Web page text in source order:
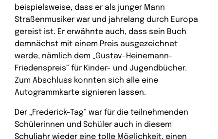
beispielsweise, dass er als junger Mann
Straßenmusiker war und jahrelang durch Europa
gereist ist. Er erwähnte auch, dass sein Buch
demnächst mit einem Preis ausgezeichnet
werde, nämlich dem „Gustav-Heinemann-
Friedenspreis“ für Kinder- und Jugendbücher.
Zum Abschluss konnten sich alle eine
Autogrammkarte signieren lassen.
Der „Frederick-Tag“ war für die teilnehmenden
Schülerinnen und Schüler auch in diesem
Schuljahr wieder eine tolle Möglichkeit, einen